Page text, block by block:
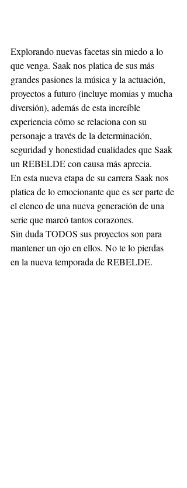
Explorando nuevas facetas sin miedo a lo
que venga. Saak nos platica de sus más
grandes pasiones la música y la actuación,
proyectos a futuro (incluye momias y mucha
diversión), además de esta increíble
experiencia cómo se relaciona con su
personaje a través de la determinación,
seguridad y honestidad cualidades que Saak
un REBELDE con causa más aprecia.
En esta nueva etapa de su carrera Saak nos
platica de lo emocionante que es ser parte de
el elenco de una nueva generación de una
serie que marcó tantos corazones.
Sin duda TODOS sus proyectos son para
mantener un ojo en ellos. No te lo pierdas
en la nueva temporada de REBELDE.